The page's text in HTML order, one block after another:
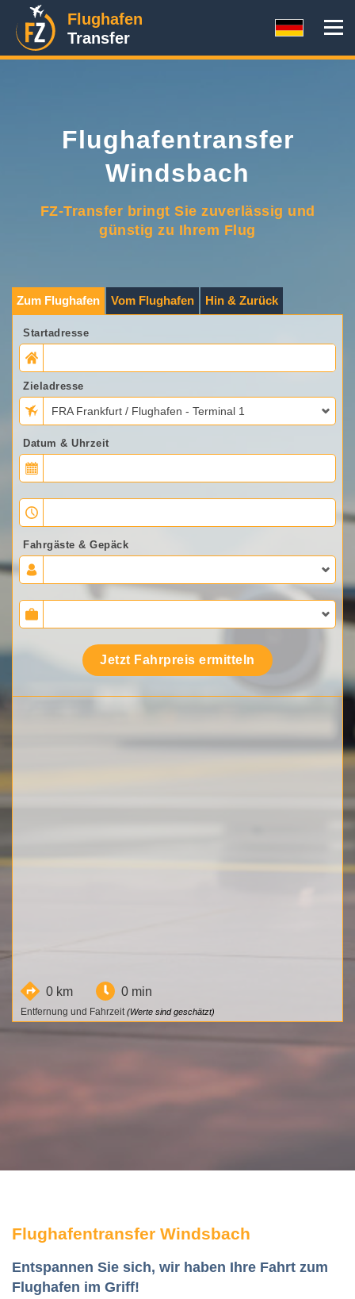
Flughafen
Transfer
Flughafentransfer
Windsbach
FZ-Transfer bringt Sie zuverlässig und
günstig zu Ihrem Flug
Zum Flughafen Vom Flughafen Hin & Zurück
Startadresse
Zieladresse
FRA Frankfurt / Flughafen - Terminal 1
Datum & Uhrzeit
Fahrgäste & Gepäck
Jetzt Fahrpreis ermitteln
0 km 0 min
Entfernung und Fahrzeit(Werte sind geschätzt)
Flughafentransfer Windsbach
Entspannen Sie sich, wir haben Ihre Fahrt zum
Flughafen im Griff!